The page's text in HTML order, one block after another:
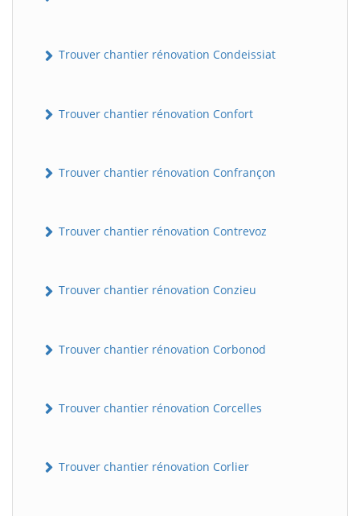
Trouver chantier rénovation Condeissiat
Trouver chantier rénovation Confort
Trouver chantier rénovation Confrançon
Trouver chantier rénovation Contrevoz
Trouver chantier rénovation Conzieu
Trouver chantier rénovation Corbonod
Trouver chantier rénovation Corcelles
Trouver chantier rénovation Corlier
B BatiWebPro